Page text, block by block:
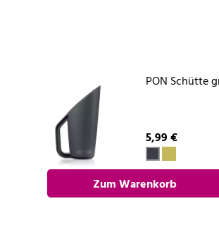
PON Schütte
5,99 €
Zum Warenkorb